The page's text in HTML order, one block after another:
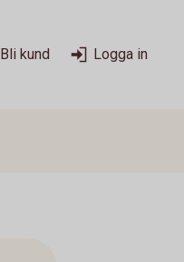
Bli kund Logga in